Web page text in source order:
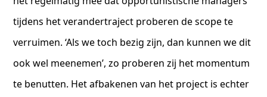
tijdens het verandertraject proberen de scope te
verruimen. ‘Als we toch bezig zijn, dan kunnen we dit
ook wel meenemen’, zo proberen zij het momentum
te benutten. Het afbakenen van het project is echter